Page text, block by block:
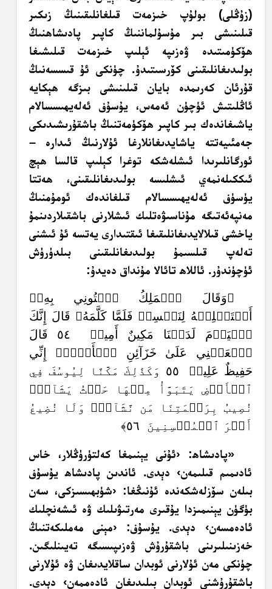
(زۇڭلى) بولۇپ خىزمەت قىلغانلىقىنىڭ زىكىر
قىلىنىشى بىر مۇسۇلماننىڭ كاپىر پادىشاھنىڭ
ھۆكۈمىتىدە ۋەزىپە ئېلىپ خىزمەت قىلىشىغا
بولىدىغانلىقىنى كۆرسىتىدۇ. چۈنكى ئۇ قىسسەنىڭ
قۇرئان كەرىمدە بايان قىلىنىشى بىزگە ھېكايە
ئاڭلىتىش ئۈچۈن ئەمەس، يۇسۇف ئەلەيھىسسالام
ياشىغاندەك بىر كاپىر ھۆكۈمەتنىڭ باشقۇرىشىدىكى
جەمئىيەتتە ياشايدىغانلارغا ئۇلارنىڭ ئىدارە –
ئورگانلىرىدا ئىشلەشكە توغرا كېلىپ قالسا ھېچ
ئىككىلەنمەي ئىشلىسە بولىدىغانلىقىنى، ھەتتا
يۈسۈف ئەلەيھىسسالام قىلغاندەك ئومۇمنىڭ
مەنپەئەتىگە مۇناسىۋەتلىك ئىشلارنى باشقىلاردىنمۇ
ياخشى قىلالايدىغانلىقىغا ئىقتىدارى يەتسە ئۇ ئىشنى
تەلەپ قىلسىمۇ بولىدىغانلىقىنى بىلدۈرۈش
ئۈچۈندۇر. ئاللاھ تائالا مۇنداق دەيدۇ:
﴿وَقَالَ ٱلۡمَلِكُ ٱئۡتُونِي بِهِۦٓ
أَسۡتَخۡلِصۡهُ لِنَفۡسِيۖ فَلَمَّا كَلَّمَهُۥ قَالَ إِنَّكَ
ٱلۡيَوۡمَ لَدَيۡنَا مَكِينٌ أَمِينٞ ٥٤ قَالَ
ٱجۡعَلۡنِي عَلَىٰ خَزَآئِنِ ٱلۡأَرۡضِۖ إِنِّي
حَفِيظٌ عَلِيمٞ ٥٥ وَكَذَٰلِكَ مَكَّنَّا لِيُوسُفَ فِي
ٱلۡأَرۡضِ يَتَبَوَّأُ مِنۡهَا حَيۡثُ يَشَآءُۚ
نُصِيبُ بِرَحۡمَتِنَا مَن نَّشَآءُۖ وَلَا نُضِيعُ
أَجۡرَ ٱلۡمُحۡسِنِينَ ٥٦﴾
«پادىشاھ: ‹ئۇنى يېنىمغا كەلتۈرۈڭلار، خاس
ئادىمىم قىلىمەن› دېدى. ئاندىن پادىشاھ يۇسۇف
بىلەن سۆزلەشكەندە ئۇنىڭغا: ‹شۈبھىسىزكى، سەن
بۈگۈن يېنىمىزدا يۇقىرى مەرتىۋىلىك ۋە ئىشەنچلىك
ئادەمسەن› دېدى. يۇسۇف: ‹مېنى مەملىكەتنىڭ
خەزىنىلىرىنى باشقۇرۇش ۋەزىپىسىگە تەيىنلىگىن.
چۈنكى مەن ئۇلارنى ئوبدان ساقلايدىغان ۋە ئۇلارنى
باشقۇرۇشنى ئوبدان بىلىدىغان ئادەممەن› دېدى.